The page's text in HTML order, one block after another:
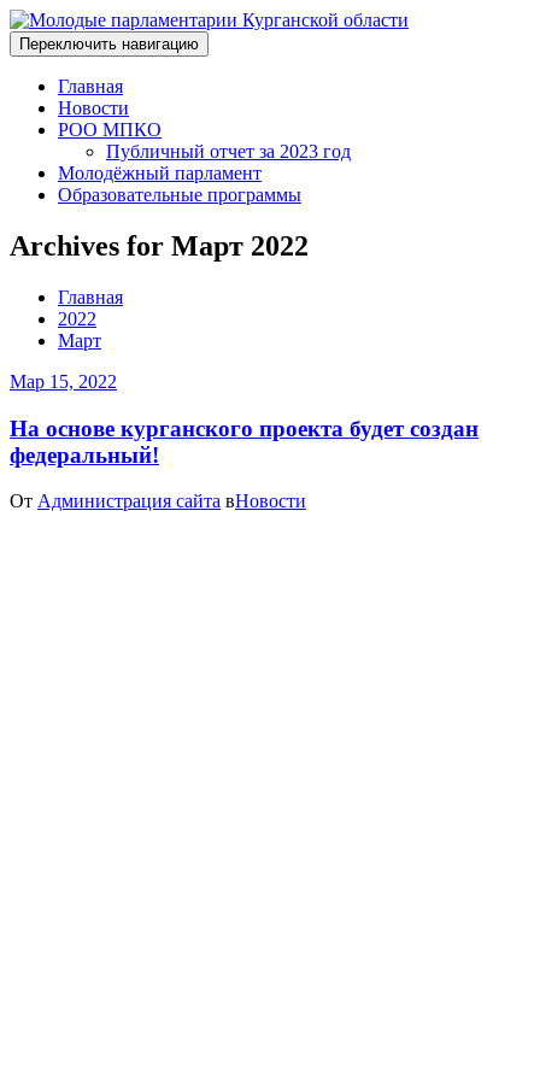
Переключить навигацию
Главная
Новости
РОО МПКО
Публичный отчет за 2023 год
Молодёжный парламент
Образовательные программы
Archives for Март 2022
Главная
2022
Март
Мар 15, 2022
На основе курганского проекта будет создан
федеральный!
От Администрация сайта вНовости